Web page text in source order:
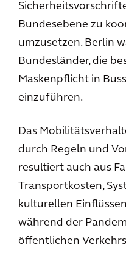
Bundesebene zu
umzusetzen. Berlin
Bundesländer, die
Maskenpflicht in
einzuführen.
Das
durch Regeln und
resultiert auch aus
Transportkosten,
kulturellen
während der
öffentlichen